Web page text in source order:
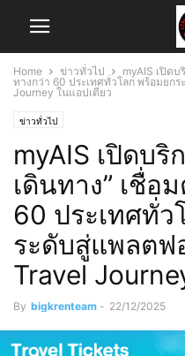
Home ข่าวทั่วไป
myAIS เปิดบ
ทางกว่า 60 ประเทศทั่วโลก พร้อมย
Journey ในแอปเดียว
ข่าวทั่วไป
myAIS เปิดบริ
เดินทาง” เชื่อ
60 ประเทศทั่
ระดับสู่แพลต
Travel
By bigkrenteam - 22/12/2025